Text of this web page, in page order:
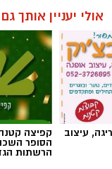
, זמני כניסת
אולי יעניין אותך גם
עיצוב קפיצה
הסופר
הרשתות